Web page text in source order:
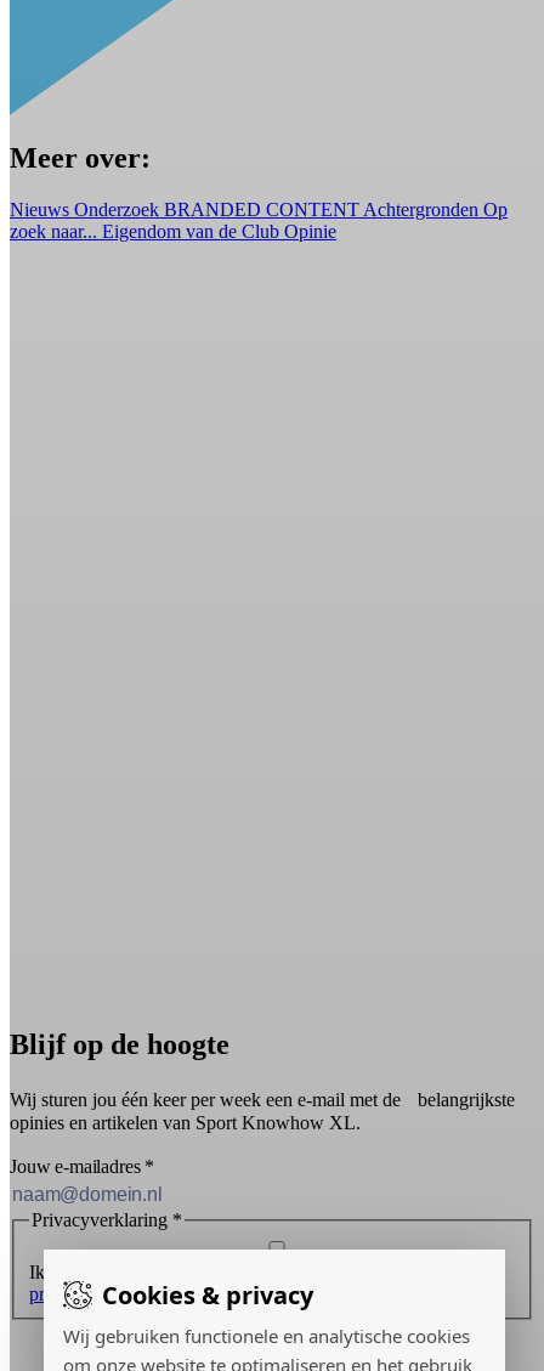
Cookies & privacy
Wij gebruiken functionele en analytische cookies
om onze website te optimaliseren en het gebruik
Meer over:
Nieuws Onderzoek BRANDED CONTENT Achtergronden Op
zoek naar... Eigendom van de Club Opinie
Blijf op de hoogte
Wij sturen jou één keer per week een e-mail met de belangrijkste
opinies en artikelen van Sport Knowhow XL.
Jouw e-mailadres *
Privacyverklaring *
Ik ontvang graag de nieuwsbrief en ga akkoord met de
privacyverklaring.
Inschrijven